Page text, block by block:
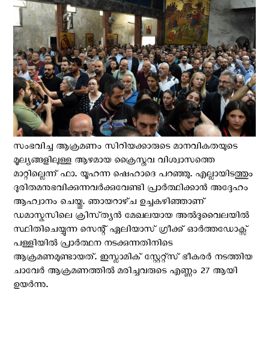
സംഭവിച്ച ആക്രമണം സിറിയക്കാരുടെ മാനവികതയുടെ
മൂല്യങ്ങളിലുള്ള ആഴമായ ക്രൈസ്തവ വിശ്വാസത്തെ
മാറ്റില്ലെന്ന് ഫാ. യൂഹന്ന ഷെഹാദെ പറഞ്ഞു. എല്ലായിടത്തും
ദുരിതമനുഭവിക്കുന്നവർക്കുവേണ്ടി പ്രാർത്ഥിക്കാൻ അദ്ദേഹം
ആഹ്വാനം ചെയ്തു. ഞായറാഴ്‌ച ഉച്ചകഴിഞ്ഞാണ്
ഡമാസ്കസിലെ ക്രിസ്‌ത്യൻ മേഖലയായ അൽദുവൈലയിൽ
സ്ഥിതിചെയ്യുന്ന സെന്റ് ഏലിയാസ് ഗ്രീക്ക് ഓർത്തഡോക്സ്
പള്ളിയിൽ പ്രാര്‍ത്ഥന നടക്കുന്നതിനിടെ
ആക്രമണമുണ്ടായത്. ഇസ്ലാമിക് സ്റ്റേറ്റ്സ് ഭീകരർ നടത്തിയ
ചാവേര്‍ ആക്രമണത്തില്‍ മരിച്ചവരുടെ എണ്ണം 27 ആയി
ഉയര്‍ന്നു.